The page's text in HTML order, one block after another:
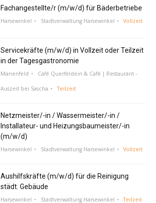
Fachangestellte/r (m/w/d) für Bäderbetriebe
Harsewinkel Stadtverwaltung Harsewinkel Vollzeit
Servicekräfte (m/w/d) in Vollzeit oder Teilzeit
in der Tagesgastronomie
Marienfeld Café Querfeldein & Café | Restaurant -
Auszeit bei Sascha Teilzeit
Netzmeister/-in / Wassermeister/-in /
Installateur- und Heizungsbaumeister/-in
(m/w/d)
Harsewinkel Stadtverwaltung Harsewinkel Vollzeit
Aushilfskräfte (m/w/d) für die Reinigung
städt. Gebäude
Harsewinkel Stadtverwaltung Harsewinkel Teilzeit